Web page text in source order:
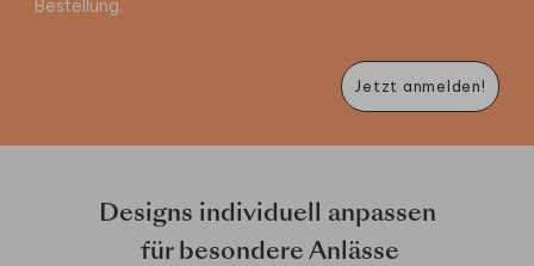
Bestellung.
Jetzt anmelden!
Designs individuell anpassen
für besondere Anlässe